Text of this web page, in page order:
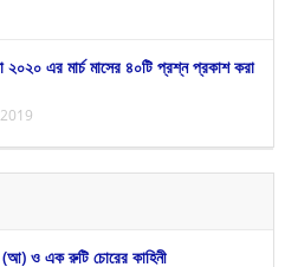
এর মার্চ মাসের ৪০টি প্রশ্ন প্রকাশ করা
(আ) ও এক রুটি চোরের কাহিনী